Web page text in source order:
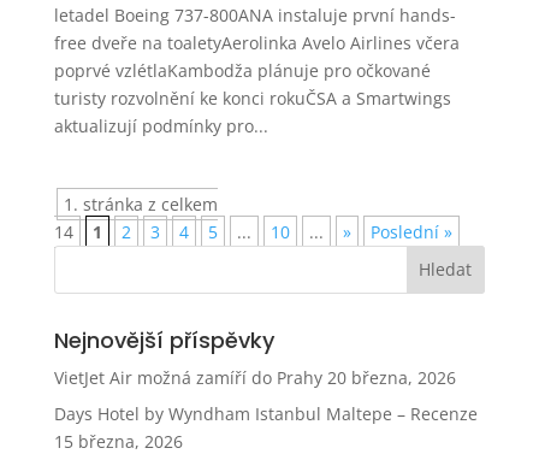
letadel Boeing 737-800ANA instaluje první hands-
free dveře na toaletyAerolinka Avelo Airlines včera
poprvé vzlétlaKambodža plánuje pro očkované
turisty rozvolnění ke konci rokuČSA a Smartwings
aktualizují podmínky pro...
1. stránka z celkem
14
1 2 3 4 5 ... 10 ... » Poslední »
Nejnovější příspěvky
VietJet Air možná zamíří do Prahy 20 března, 2026
Days Hotel by Wyndham Istanbul Maltepe – Recenze
15 března, 2026